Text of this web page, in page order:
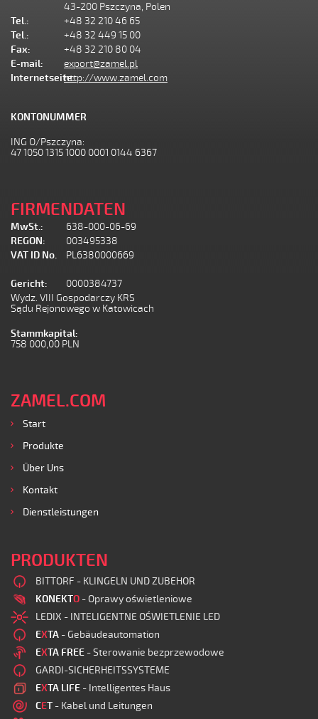
43-200 Pszczyna, Polen
Tel.:
+48 32 210 46 65
Tel.:
+48 32 449 15 00
Fax:
+48 32 210 80 04
E-mail:
export@zamel.pl
Internetseite:http://www.zamel.com
KONTONUMMER
ING O/Pszczyna:
47 1050 1315 1000 0001 0144 6367
FIRMENDATEN
MwSt.:
638-000-06-69
REGON:
003495338
VAT ID No.
PL6380000669
Gericht:
0000384737
Wydz. VIII Gospodarczy KRS
Sądu Rejonowego w Katowicach
Stammkapital:
758 000,00 PLN
ZAMEL.COM
Start
Produkte
Über Uns
Kontakt
Dienstleistungen
PRODUKTEN
BITTORF - KLINGELN UND ZUBEHOR
KONEKTO - Oprawy oświetleniowe
LEDIX - INTELIGENTNE OŚWIETLENIE LED
EXTA - Gebäudeautomation
EXTA FREE - Sterowanie bezprzewodowe
GARDI-SICHERHEITSSYSTEME
EXTA LIFE - Intelligentes Haus
CET - Kabel und Leitungen